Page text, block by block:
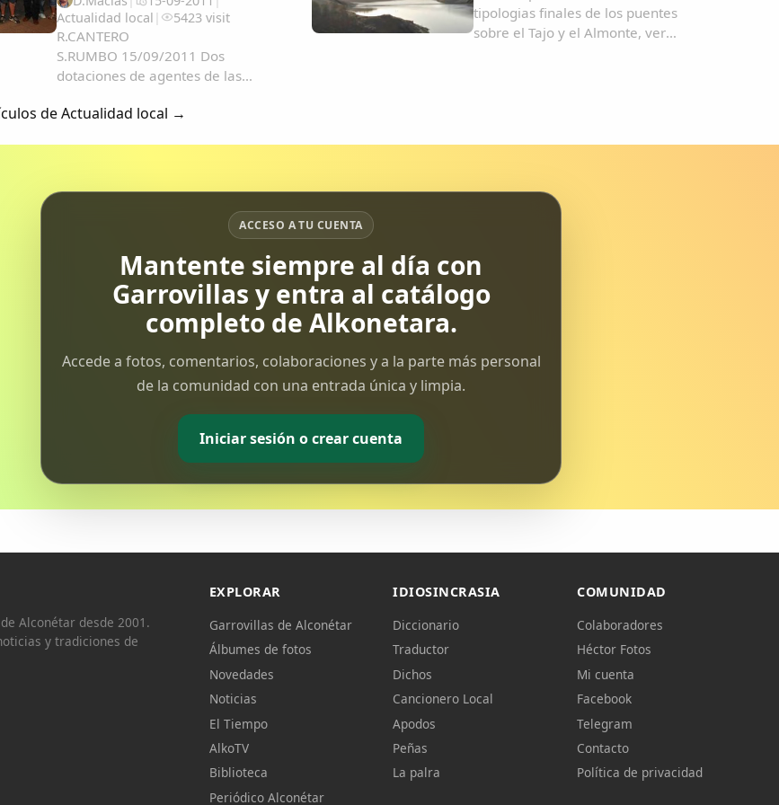
Actualidad local | 5423 visit
R.CANTERO
S.RUMBO 15/09/2011 Dos
dotaciones de agentes de las
que intervenir en el altercado que
cuando los...
tipologias finales de los puentes
sobre el Tajo y el Almonte, ver
de Actualidad local →
ACCESO A TU CUENTA
Mantente siempre al día con
Garrovillas y entra al catálogo
completo de Alkonetara.
Accede a fotos, comentarios, colaboraciones y a la parte más personal
de la comunidad con una entrada única y limpia.
Iniciar sesión o crear cuenta
Alconétar desde 2001.
y tradiciones de
EXPLORAR
Garrovillas de Alconétar
Álbumes de fotos
Novedades
Noticias
El Tiempo
AlkoTV
Biblioteca
Periódico Alconétar
IDIOSINCRASIA
Diccionario
Traductor
Dichos
Cancionero Local
Apodos
Peñas
La palra
COMUNIDAD
Colaboradores
Héctor Fotos
Mi cuenta
Facebook
Telegram
Contacto
Política de privacidad